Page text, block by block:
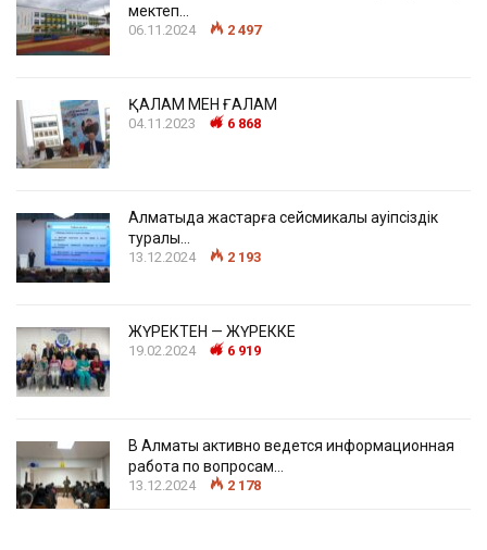
мектеп…
06.11.2024 2 497
ҚАЛАМ МЕН ҒАЛАМ
04.11.2023 6 868
Алматыда жастарға сейсмикалық қауіпсіздік
туралы…
13.12.2024 2 193
ЖҮРЕКТЕН — ЖҮРЕККЕ
19.02.2024 6 919
В Алматы активно ведется информационная
работа по вопросам…
13.12.2024 2 178